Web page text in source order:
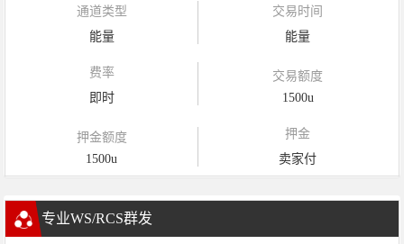
通道类型
能量
交易时间
能量
费率
即时
交易额度
1500u
押金额度
1500u
押金
卖家付
专业WS/RCS群发